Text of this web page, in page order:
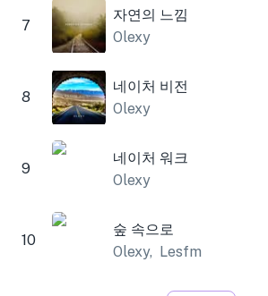
7
자연의 느낌
Olexy
8
네이처 비전
Olexy
9
네이처 워크
Olexy
10
숲 속으로
Olexy, Lesfm